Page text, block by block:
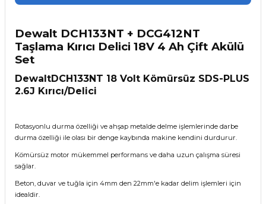
Dewalt DCH133NT + DCG412NT
Taşlama Kırıcı Delici 18V 4 Ah Çift Akülü
Set
DewaltDCH133NT 18 Volt Kömürsüz SDS-PLUS
2.6J Kırıcı/Delici
Rotasyonlu durma özelliği ve ahşap metalde delme işlemlerinde darbe
durma özelliği ile olası bir denge kaybında makine kendini durdurur.
Kömürsüz motor mükemmel performans ve daha uzun çalışma süresi
sağlar.
Beton, duvar ve tuğla için 4mm den 22mm'e kadar delim işlemleri için
idealdir.